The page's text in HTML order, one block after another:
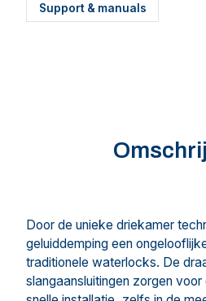
Support & manuals
Door de unieke driekamer
geluiddemping een
traditionele waterlocks. De
slangaansluitingen zorgen